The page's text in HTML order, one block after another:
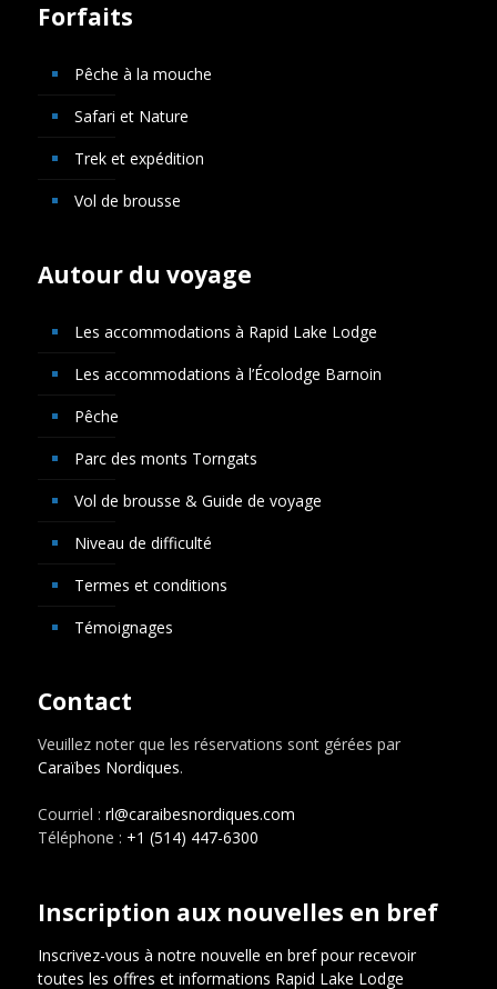
Forfaits
Pêche à la mouche
Safari et Nature
Trek et expédition
Vol de brousse
Autour du voyage
Les accommodations à Rapid Lake Lodge
Les accommodations à l’Écolodge Barnoin
Pêche
Parc des monts Torngats
Vol de brousse & Guide de voyage
Niveau de difficulté
Termes et conditions
Témoignages
Contact
Veuillez noter que les réservations sont gérées par
Caraïbes Nordiques.
Courriel : rl@caraibesnordiques.com
Téléphone : +1 (514) 447-6300
Inscription aux nouvelles en bref
Inscrivez-vous à notre nouvelle en bref pour recevoir
toutes les offres et informations Rapid Lake Lodge